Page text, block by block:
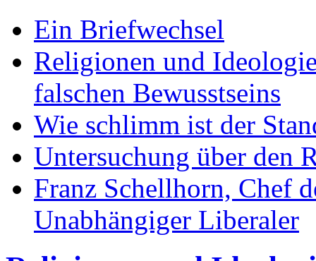
Ein Briefwechsel
Religionen und
falschen Bewusstseins
Wie schlimm ist der
Untersuchung über den
Franz Schellhorn, Chef
Unabhängiger Liberaler